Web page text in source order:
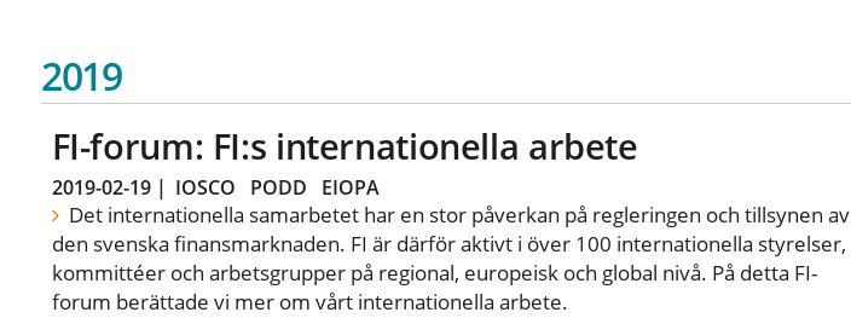
2019
FI-forum: FI:s internationella arbete
2019-02-19| IOSCO PODD EIOPA
Det internationella samarbetet har en stor påverkan på regleringen och tillsynen av
den svenska finansmarknaden. FI är därför aktivt i över 100 internationella styrelser,
kommittéer och arbetsgrupper på regional, europeisk och global nivå. På detta FI-
forum berättade vi mer om vårt internationella arbete.